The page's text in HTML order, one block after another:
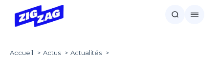
Accueil Actus
Actualités